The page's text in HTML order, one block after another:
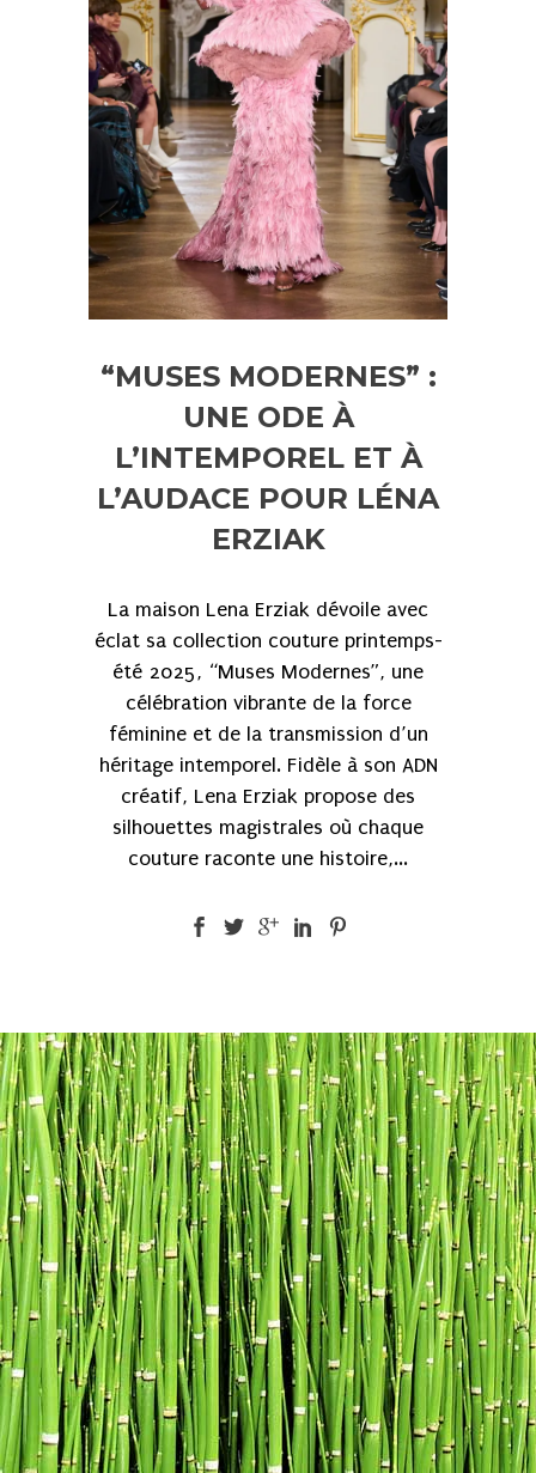
“MUSES MODERNES” :
UNE ODE À
L’INTEMPOREL ET À
L’AUDACE POUR LÉNA
ERZIAK
La maison Lena Erziak dévoile avec
éclat sa collection couture printemps-
été 2025, “Muses Modernes”, une
célébration vibrante de la force
féminine et de la transmission d’un
héritage intemporel. Fidèle à son ADN
créatif, Lena Erziak propose des
silhouettes magistrales où chaque
couture raconte une histoire,...